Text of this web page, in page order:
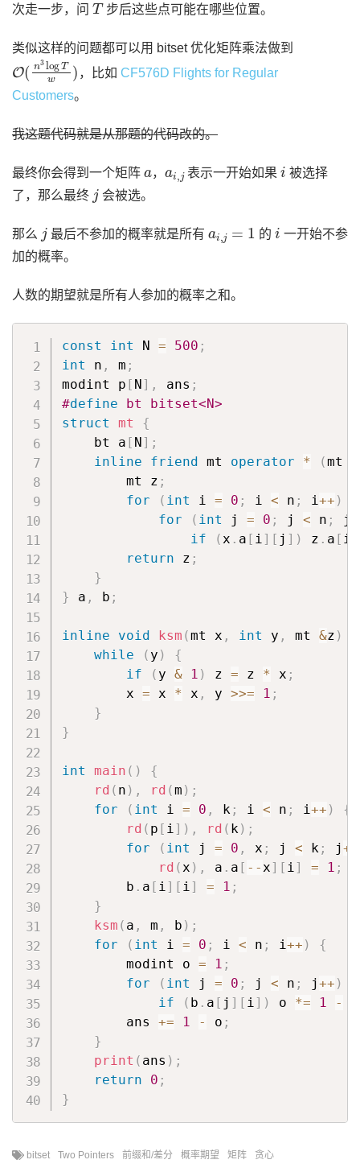
次走一步，问 步后这些点可能在哪些位置。
类似这样的问题都可以用 bitset 优化矩阵乘法做到
O( n3logT
，比如 CF576D Flights for Regular
Customers。
我这题代码就是从那题的代码改的。
最终你会得到一个矩阵 ， 表示一开始如果
i
被选择
了，那么最终
会被选。
那么 最后不参加的概率就是所有 的
i
一开始不参
加的概率。
人数的期望就是所有人参加的概率之和。
const int N = 500 ;
int n , m ;
modint p [ N] , ans ;
#define bt bitset<N>
struct
mt
{
    bt a
[ N] ;
inline
friend mt operator * (mt x
        mt z
;
for
( int i = 0 ; i < n ; i ++ )
for
( int j = 0 ; j < n ; j
if
( x . a [ i ] [ j ] ) z . a [ i
return z ;
}
} a , b ;
inline void ksm (mt x , int y , mt &z )
while
( y )
{
if
( y & 1 ) z = z * x ;
        x
= x * x , y >>= 1 ;
}
}
int main ( )
{
rd ( n ) , rd (m ) ;
for
( int i = 0 , k ; i < n ; i ++ )
{
rd ( p [ i ] ) , rd ( k ) ;
for
( int j = 0 , x ; j < k ; j++
rd ( x ) , a . a [ -- x] [ i ] = 1 ;
        b
. a [ i ] [ i ] = 1 ;
}
ksm ( a , m , b ) ;
for
( int i = 0 ; i < n ; i ++ )
{
        modint o
= 1 ;
for
( int j = 0 ; j < n ; j++ )
if
( b . a [ j ] [ i ] ) o *= 1 -
        ans
+= 1 - o ;
}
print ( ans ) ;
return
0 ;
}
bitset Two Pointers 前缀和/差分 概率期望 矩阵 贪心